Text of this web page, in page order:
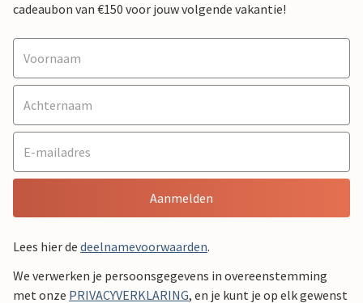
cadeaubon van €150 voor jouw volgende vakantie!
Aanmelden
Lees hier de deelnamevoorwaarden.
We verwerken je persoonsgegevens in overeenstemming
met onze PRIVACYVERKLARING, en je kunt je op elk gewenst